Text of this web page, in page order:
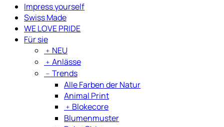
Impress yourself
Swiss Made
WE LOVE PRIDE
Für sie
﹢ NEU
﹢ Anlässe
﹣ Trends
Alle Farben der Natur
Animal Print
﹢ Blokecore
Blumenmuster